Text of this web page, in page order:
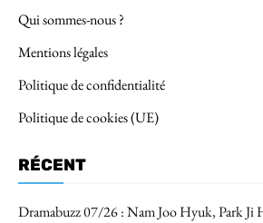
Qui sommes-nous ?
Mentions légales
Politique de confidentialité
Politique de cookies (UE)
RÉCENT
Dramabuzz 07/26 : Nam Joo Hyuk, Park Ji